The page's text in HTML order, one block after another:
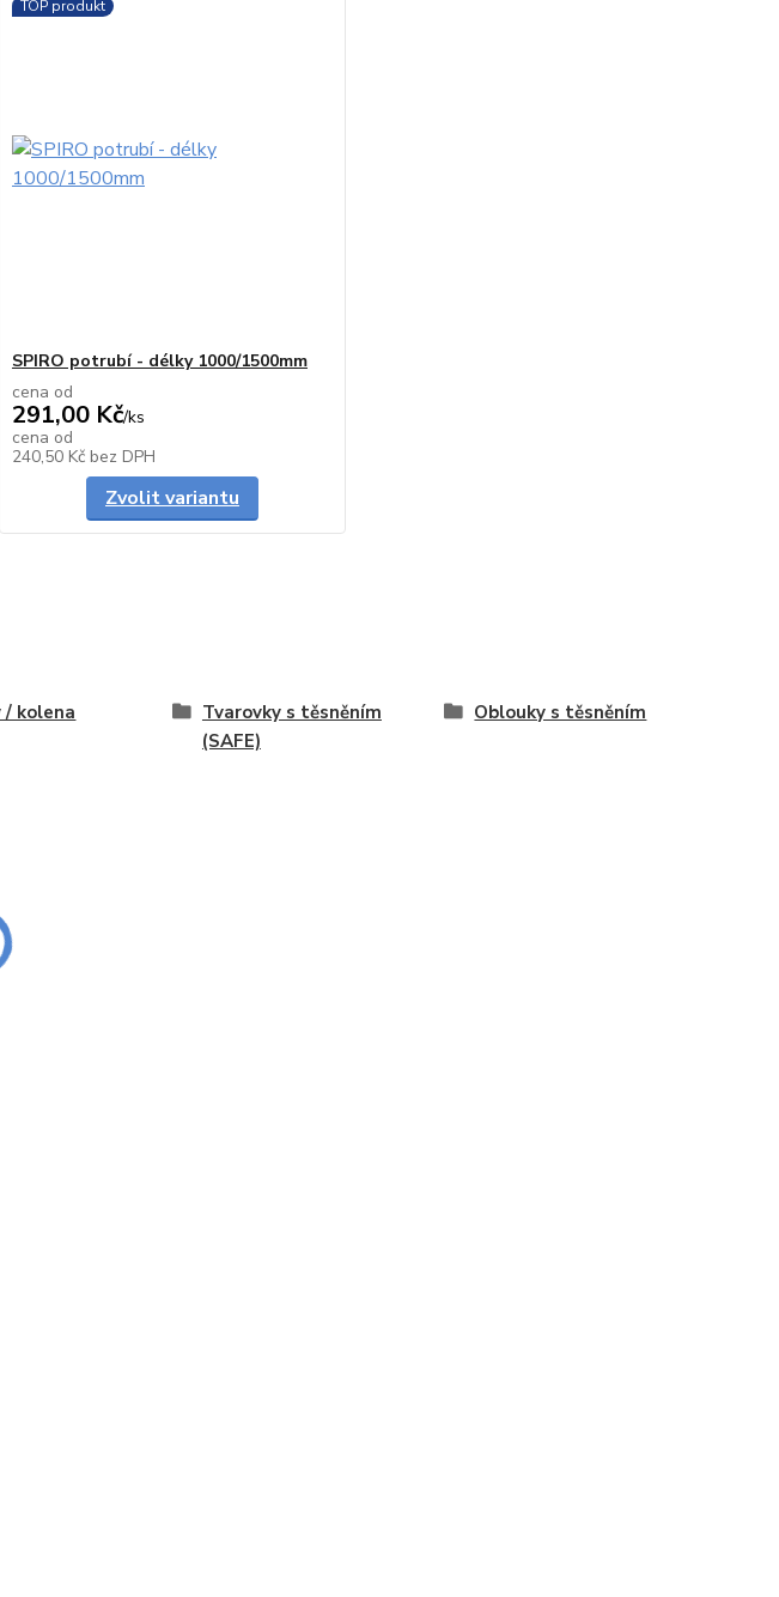
TOP produkt
SPIRO potrubí - délky 1000/1500mm
cena od
291,00 Kč/ks
cena od
240,50 Kč bez DPH
Zvolit variantu
/ kolena
Tvarovky s těsněním
(SAFE)
Oblouky s těsněním